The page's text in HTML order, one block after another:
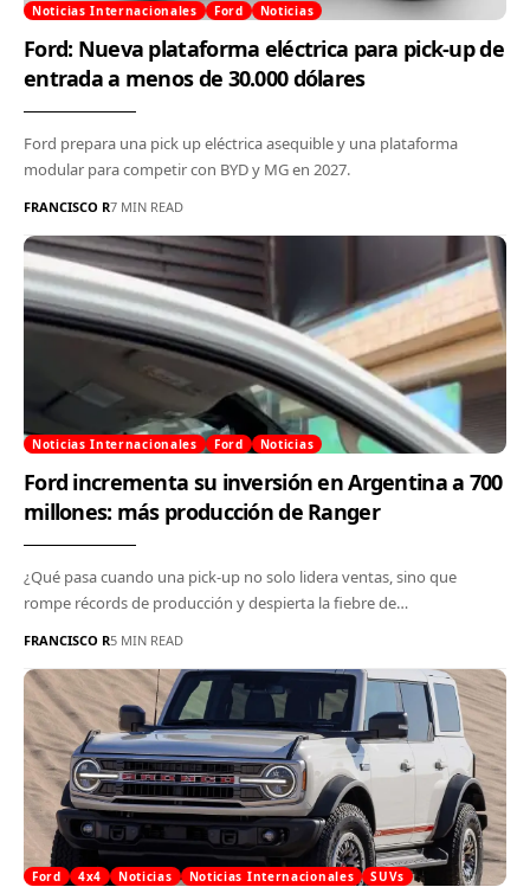
Noticias Internacionales Ford Noticias
Ford: Nueva plataforma eléctrica para pick-up de
entrada a menos de 30.000 dólares
Ford prepara una pick up eléctrica asequible y una plataforma
modular para competir con BYD y MG en 2027.
FRANCISCO R7 MIN READ
Noticias Internacionales Ford Noticias
Ford incrementa su inversión en Argentina a 700
millones: más producción de Ranger
¿Qué pasa cuando una pick-up no solo lidera ventas, sino que
rompe récords de producción y despierta la fiebre de…
FRANCISCO R5 MIN READ
Ford 4x4 Noticias Noticias Internacionales SUVs